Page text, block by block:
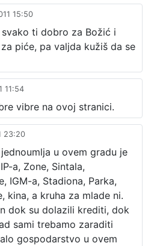
15:50
ti dobro za Božić i
piće, pa valjda kužiš da se
11:54
vibre na ovoj stranici.
23:20
u ovem gradu je
a, Zone, Sintala,
IGM-a, Stadiona, Parka,
kina, a kruha za mlade ni.
dok su dolazili krediti, dok
sami trebamo zaraditi
gospodarstvo u ovem